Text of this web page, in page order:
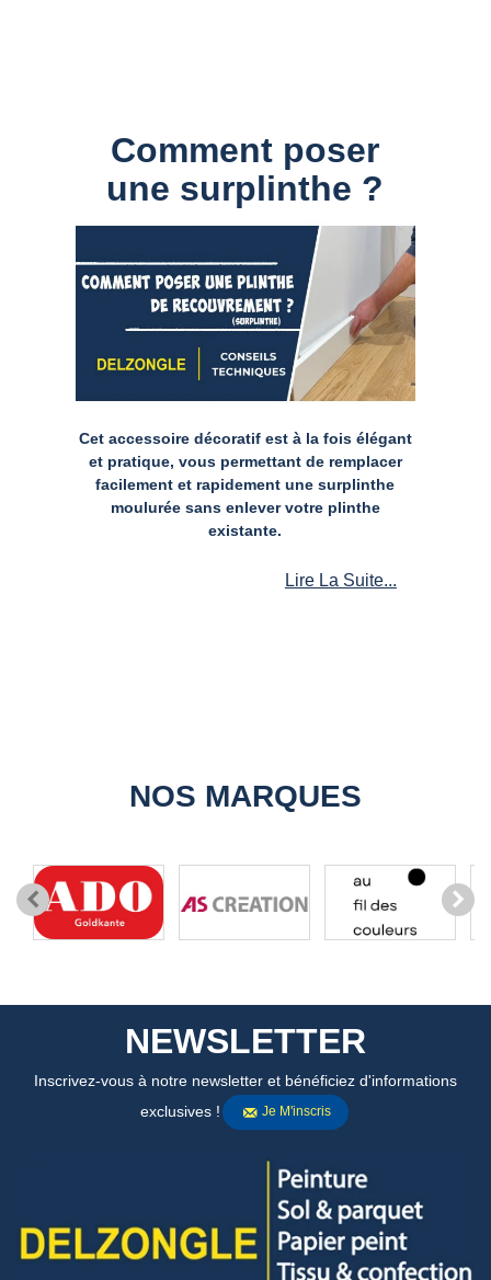
Comment poser
une surplinthe ?
Cet accessoire décoratif est à la fois élégant
et pratique, vous permettant de remplacer
facilement et rapidement une surplinthe
moulurée sans enlever votre plinthe
existante.
Lire La Suite...
NOS MARQUES
NEWSLETTER
Inscrivez-vous à notre newsletter et bénéficiez d'informations
exclusives !
Je M'inscris